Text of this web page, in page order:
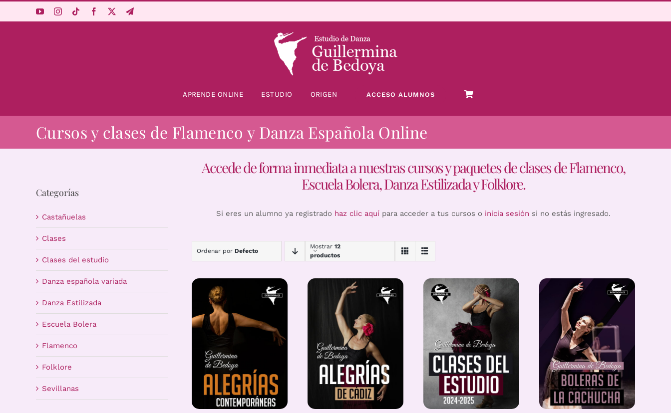
APRENDE ONLINE ESTUDIO ORIGEN ACCESO ALUMNOS
Cursos y clases de Flamenco y Danza Española Online
Categorías
Castañuelas
Clases
Clases del estudio
Danza española variada
Danza Estilizada
Escuela Bolera
Flamenco
Folklore
Sevillanas
Accede de forma inmediata a nuestras cursos y paquetes de clases de Flamenco,
Escuela Bolera, Danza Estilizada y Folklore.
Si eres un alumno ya registrado haz clic aquí para acceder a tus cursos o inicia sesión si no estás ingresado.
Ordenar por Defecto
Mostrar 12
productos